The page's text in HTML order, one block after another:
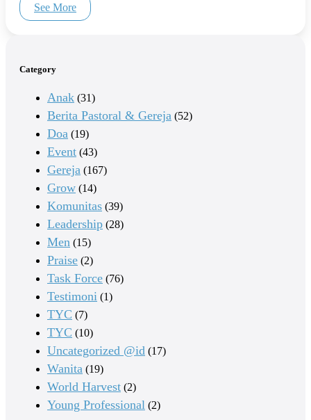
See More
Category
Anak (31)
Berita Pastoral & Gereja (52)
Doa (19)
Event (43)
Gereja (167)
Grow (14)
Komunitas (39)
Leadership (28)
Men (15)
Praise (2)
Task Force (76)
Testimoni (1)
TYC (7)
TYC (10)
Uncategorized @id (17)
Wanita (19)
World Harvest (2)
Young Professional (2)